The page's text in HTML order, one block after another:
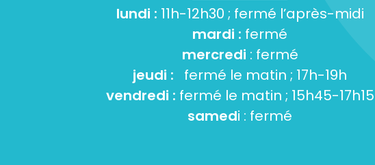
lundi : 11h-12h30 ; fermé l’après-midi
mardi : fermé
mercredi : fermé
jeudi : fermé le matin ; 17h-19h
vendredi : fermé le matin ; 15h45-17h15
samedi : fermé